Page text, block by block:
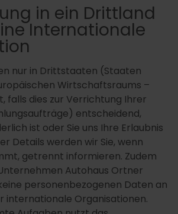
in ein Drittland
Internationale
nur in Drittstaaten (Staaten
Wirtschaftsraums –
falls dies zur Verrichtung Ihrer
entscheidend,
ist oder Sie uns Ihre Erlaubnis
Details werden wir Sie, wenn
getrennt informieren. Zudem
Autohaus Ortner
personenbezogenen Daten an
internationale Organisationen.